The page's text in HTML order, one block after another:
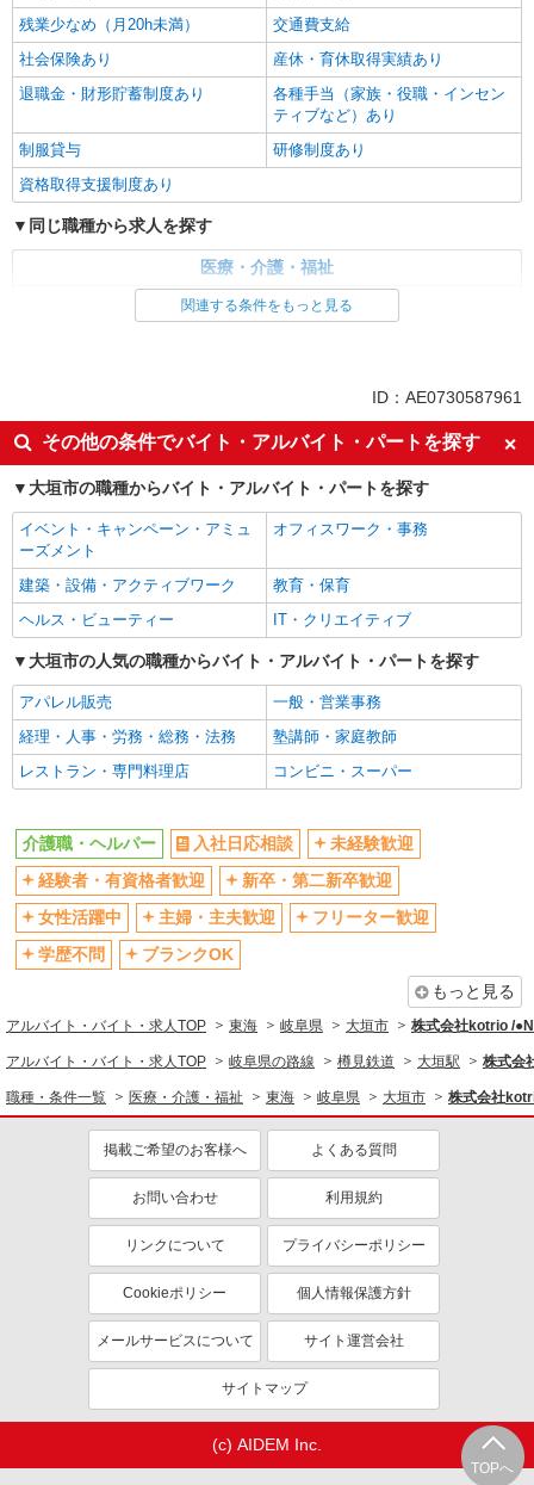
残業少なめ（月20h未満）
交通費支給
社会保険あり
産休・育休取得実績あり
退職金・財形貯蓄制度あり
各種手当（家族・役職・インセン
ティブなど）あり
制服貸与
研修制度あり
資格取得支援制度あり
同じ職種から求人を探す
医療・介護・福祉
ボーナス・賞与あり
車通勤OK
交通費支給
社会保険あり
産休・育休取得実績あり
関連する条件をもっと見る
ID：AE0730587961
その他の条件でバイト・アルバイト・パートを探す
大垣市の職種からバイト・アルバイト・パートを探す
イベント・キャンペーン・アミュ
ーズメント
オフィスワーク・事務
建築・設備・アクティブワーク
教育・保育
ヘルス・ビューティー
IT・クリエイティブ
大垣市の人気の職種からバイト・アルバイト・パートを探す
アパレル販売
一般・営業事務
経理・人事・労務・総務・法務
塾講師・家庭教師
レストラン・専門料理店
コンビニ・スーパー
TOPへ
介護職・ヘルパー 入社日応相談
未経験歓迎
経験者・有資格者歓迎
新卒・第二新卒歓迎
女性活躍中
主婦・主夫歓迎
フリーター歓迎
学歴不問
ブランクOK
もっと見る
アルバイト・バイト・求人TOP 東海 岐阜県 大垣市 株式会社kotrio /
アルバイト・バイト・求人TOP 岐阜県の路線 樽見鉄道 大垣駅 株式会
職種・条件一覧 医療・介護・福祉 東海 岐阜県 大垣市 株式会社
掲載ご希望のお客様へ よくある質問
お問い合わせ 利用規約
リンクについて プライバシーポリシー
Cookieポリシー 個人情報保護方針
メールサービスについて サイト運営会社
サイトマップ
(c) AIDEM Inc.